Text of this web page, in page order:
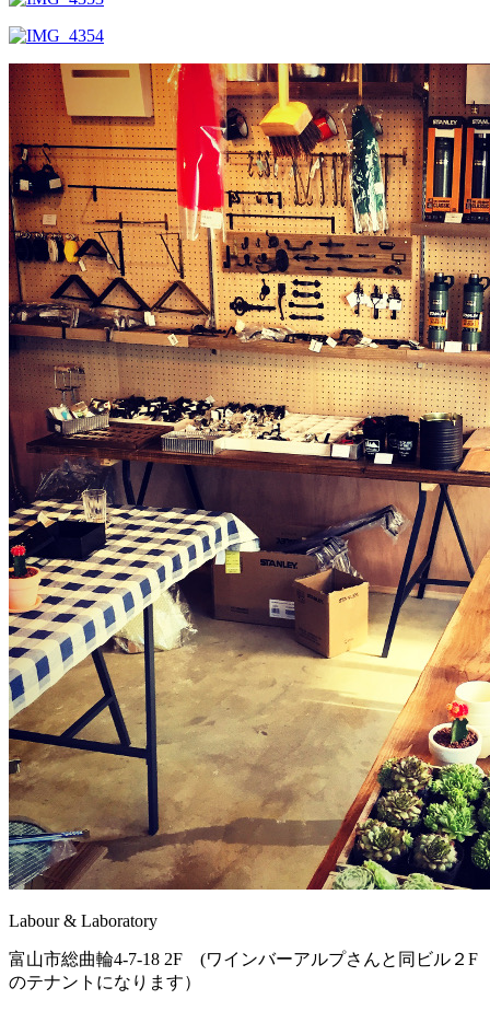
Labour & Laboratory
富山市総曲輪4-7-18 2F (ワインバーアルプさんと同ビル２F
のテナントになります）